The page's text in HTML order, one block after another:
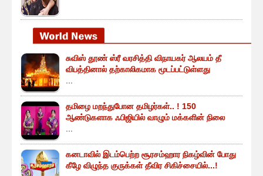
சுவிஸ் தூண் ஸ்ரீ வரசித்தி விநாயகர் ஆலயம் தீ
விபத்தினால் தற்காலிகமாக மூடப்பட்டுள்ளது
தமிழை மறந்துபோன தமிழர்கள்.. ! 150
ஆண்டுகளாக ஃபிஜியில் வாழும் மக்களின் நிலை
கனடாவில் இடம்பெற்ற சூரசம்ஹார நிகழ்வின் போது
கீழே விழுந்த குருக்கள் தீவிர சிகிச்சையில்...!